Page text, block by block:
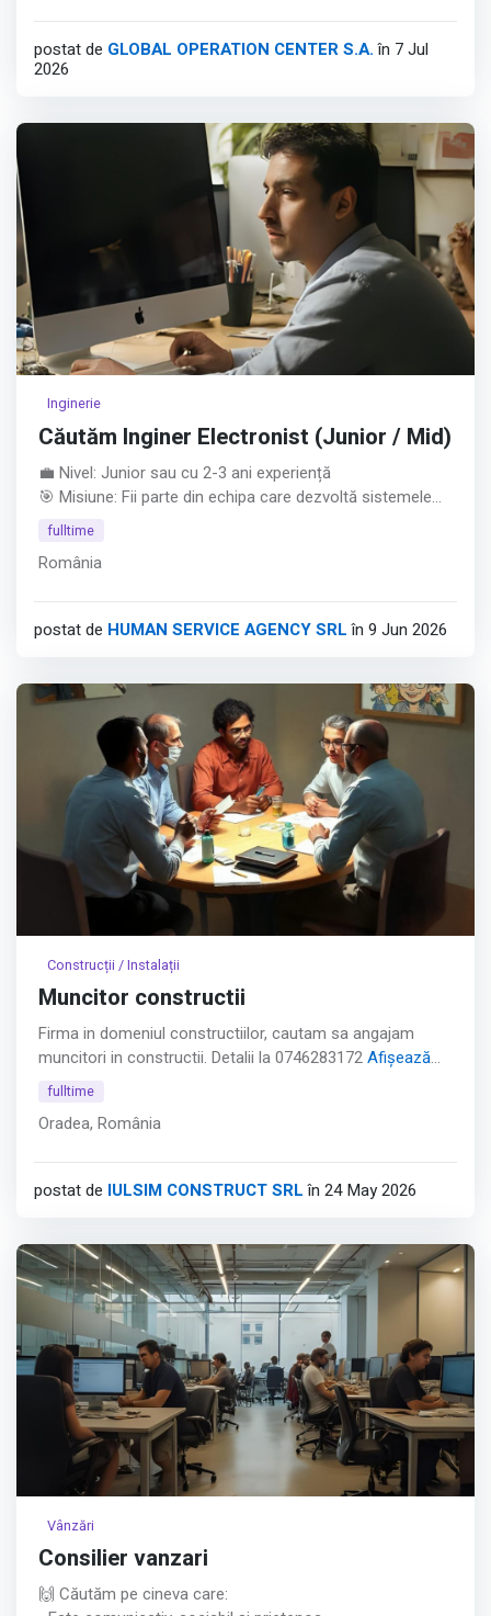
postat de GLOBAL OPERATION CENTER S.A. în 7 Jul
2026
Inginerie
Căutăm Inginer Electronist (Junior / Mid)
💼 Nivel: Junior sau cu 2-3 ani experiență
🎯 Misiune: Fii parte din echipa care dezvoltă sistemele
electronice ale unora dintre cele mai precise aparaturi de
Ce așteptăm de la tine: • Studii superioare în Electronică,
cu 2-3 ani experiență în circuite, testare sau design
Afișează tot
fulltime
România
postat de HUMAN SERVICE AGENCY SRL în 9 Jun 2026
Construcții / Instalații
Muncitor constructii
Firma in domeniul constructiilor, cautam sa angajam
muncitori in constructii. Detalii la 0746283172 Afișează
tot
fulltime
Oradea, România
postat de IULSIM CONSTRUCT SRL în 24 May 2026
Vânzări
Consilier vanzari
🙌 Căutăm pe cineva care: